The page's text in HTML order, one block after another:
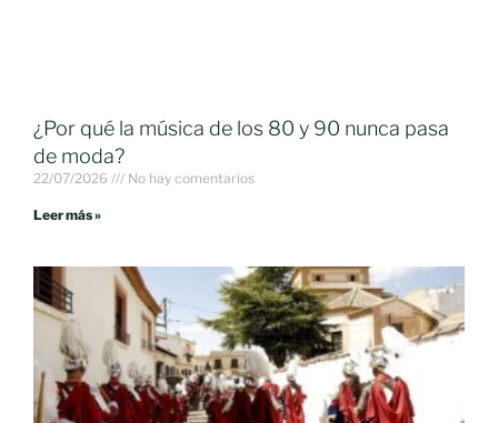
¿Por qué la música de los 80 y 90 nunca pasa
de moda?
22/07/2026 No hay comentarios
Leer más »